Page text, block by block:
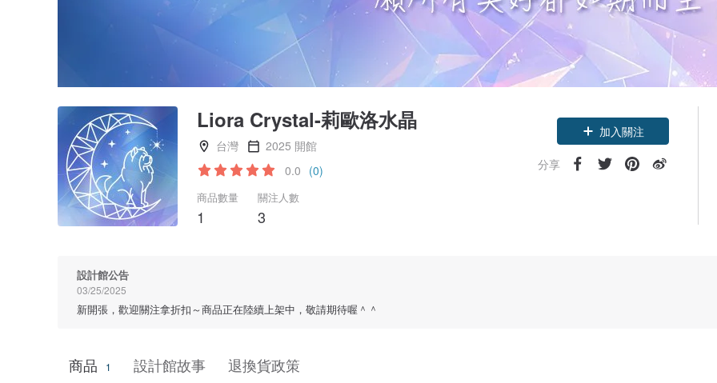
Liora Crystal-莉歐洛水晶
台灣
2025 開館
0.0 (0)
商品數量
1
關注人數
3
加入關注
分享
設計館公告
03/25/2025
新開張，歡迎關注拿折扣～商品正在陸續上架中，敬請期待喔＾＾
商品 1 設計館故事 退換貨政策